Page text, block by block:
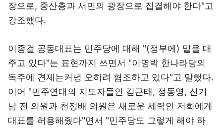
장으로, 중산층과 서민의 광장으로 집결해야 한다"고
강조했다.
이종걸 공동대표는 민주당에 대해 "(정부에) 밑을 대
주고 있다"는 표현까지 쓰면서 "이명박 한나라당의
독주에 견제는커녕 오히려 협조하고 있다"고 말했다.
이어 "민주연대의 지도자들인 김근태, 정동영, 신기
남 전 의원과 천정배 의원은 새로운 세력인 저희에게
대표를 허용해줬다"면서 "민주당도 그렇게 해야 하